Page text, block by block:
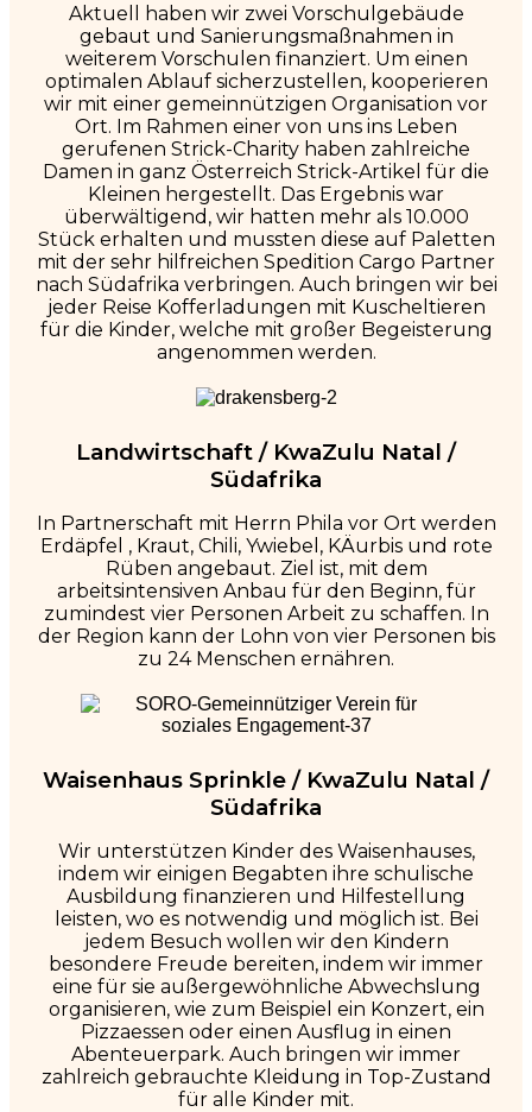
Aktuell haben wir zwei Vorschulgebäude
gebaut und Sanierungsmaßnahmen in
weiterem Vorschulen finanziert. Um einen
optimalen Ablauf sicherzustellen, kooperieren
wir mit einer gemeinnützigen Organisation vor
Ort. Im Rahmen einer von uns ins Leben
gerufenen Strick-Charity haben zahlreiche
Damen in ganz Österreich Strick-Artikel für die
Kleinen hergestellt. Das Ergebnis war
überwältigend, wir hatten mehr als 10.000
Stück erhalten und mussten diese auf Paletten
mit der sehr hilfreichen Spedition Cargo Partner
nach Südafrika verbringen. Auch bringen wir bei
jeder Reise Kofferladungen mit Kuscheltieren
für die Kinder, welche mit großer Begeisterung
angenommen werden.
Landwirtschaft / KwaZulu Natal /
Südafrika
In Partnerschaft mit Herrn Phila vor Ort werden
Erdäpfel , Kraut, Chili, Ywiebel, KÄurbis und rote
Rüben angebaut. Ziel ist, mit dem
arbeitsintensiven Anbau für den Beginn, für
zumindest vier Personen Arbeit zu schaffen. In
der Region kann der Lohn von vier Personen bis
zu 24 Menschen ernähren.
Waisenhaus Sprinkle / KwaZulu Natal /
Südafrika
Wir unterstützen Kinder des Waisenhauses,
indem wir einigen Begabten ihre schulische
Ausbildung finanzieren und Hilfestellung
leisten, wo es notwendig und möglich ist. Bei
jedem Besuch wollen wir den Kindern
besondere Freude bereiten, indem wir immer
eine für sie außergewöhnliche Abwechslung
organisieren, wie zum Beispiel ein Konzert, ein
Pizzaessen oder einen Ausflug in einen
Abenteuerpark. Auch bringen wir immer
zahlreich gebrauchte Kleidung in Top-Zustand
für alle Kinder mit.